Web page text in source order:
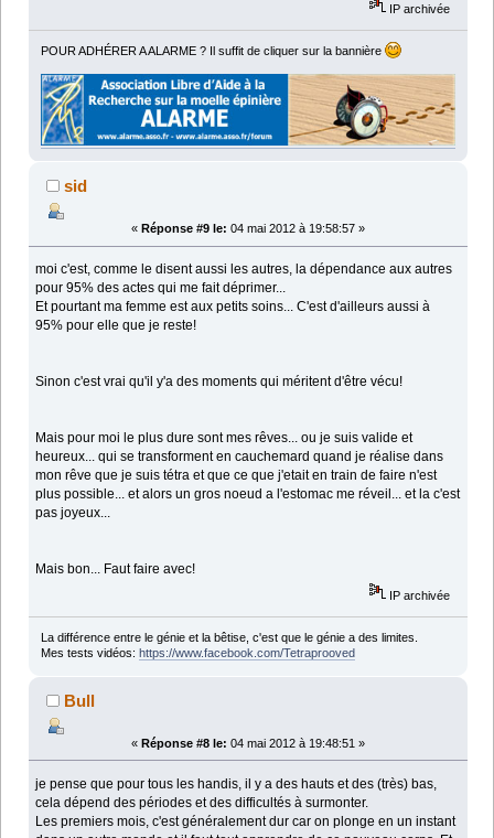
IP archivée
POUR ADHÉRER A ALARME ? Il suffit de cliquer sur la bannière
sid
« Réponse #9 le: 04 mai 2012 à 19:58:57 »
moi c'est, comme le disent aussi les autres, la dépendance aux autres
pour 95% des actes qui me fait déprimer...
Et pourtant ma femme est aux petits soins... C'est d'ailleurs aussi à
95% pour elle que je reste!
Sinon c'est vrai qu'il y'a des moments qui méritent d'être vécu!
Mais pour moi le plus dure sont mes rêves... ou je suis valide et
heureux... qui se transforment en cauchemard quand je réalise dans
mon rêve que je suis tétra et que ce que j'etait en train de faire n'est
plus possible... et alors un gros noeud a l'estomac me réveil... et la c'est
pas joyeux...
Mais bon... Faut faire avec!
IP archivée
La différence entre le génie et la bêtise, c'est que le génie a des limites.
Mes tests vidéos: https://www.facebook.com/Tetraprooved
Bull
« Réponse #8 le: 04 mai 2012 à 19:48:51 »
je pense que pour tous les handis, il y a des hauts et des (très) bas,
cela dépend des périodes et des difficultés à surmonter.
Les premiers mois, c'est généralement dur car on plonge en un instant